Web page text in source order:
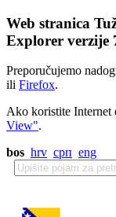
Web stranica
Explorer verzije
Preporučujemo
ili Firefox.
Ako koristite Internet
View".
bos hrv срп eng